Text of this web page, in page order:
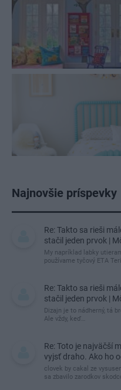
Najnovšie príspevky
Re: Takto sa rieši
stačil jeden prvok |
My napríklad labky
používame tyčový ETA
Re: Takto sa rieši
stačil jeden prvok |
Dizajn je to nádherný, tá
Ale vždy, keď…
Re: Toto je najväčší
vyjsť draho. Ako ho
clovek by cakal ze
sa zbavilo zarodkov